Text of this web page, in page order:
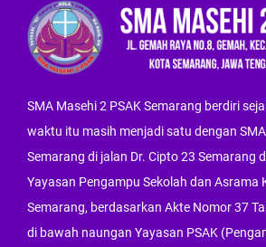
SMA Masehi 2 PSAK Semarang berdiri
waktu itu masih menjadi satu dengan
Semarang di jalan Dr. Cipto 23 Semarang
Yayasan Pengampu Sekolah dan Asrama
Semarang, berdasarkan Akte Nomor 37
di bawah naungan Yayasan PSAK